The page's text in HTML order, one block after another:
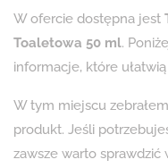
W ofercie dostępna jest
Toaletowa 50 ml.
informacje, które
W tym miejscu
produkt. Jeśli
zawsze warto sprawdzić